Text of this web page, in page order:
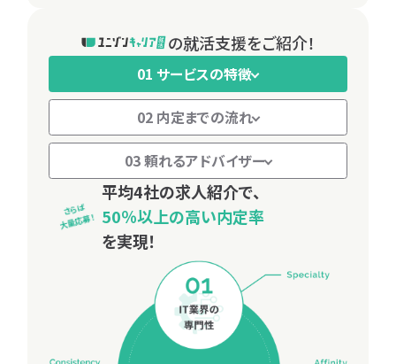
込
索
ユニゾンキャリア転職
業界人気ランキング！
2025.08.29
企業選びの軸管理シート
2025.08.29 働き方
の就活支援をご紹介！
01 サービスの特徴
02 内定までの流れ
03 頼れるアドバイザー
さらば
大量応募！
平均4社の求人紹介で、
50％以上の高い内定率
を実現！
就活スタートから
内定獲得まで、
私たちが徹底サポート！
不安や疑問を解消しながら、納得内定を目指してあなたの就活を
02
一緒に笑える
就活支援をあなたに。
IT業界に詳しい、なんでも聞けるキャリア
アドバイザーがあなたを全力サポートします！
S.SAKAI
出会えてよかったと思ってもらえるキャリア